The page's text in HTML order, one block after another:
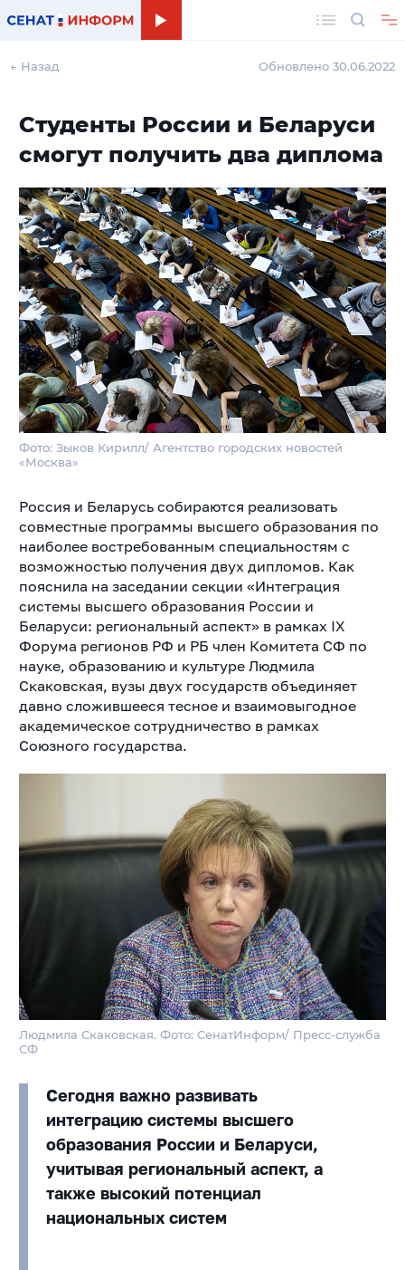
← Назад Обновлено 30.06.2022
Студенты России и Беларуси
смогут получить два диплома
Фото: Зыков Кирилл/ Агентство городских новостей
«Москва»
Россия и Беларусь собираются реализовать
совместные программы высшего образования по
наиболее востребованным специальностям с
возможностью получения двух дипломов. Как
пояснила на заседании секции «Интеграция
системы высшего образования России и
Беларуси: региональный аспект» в рамках IX
Форума регионов РФ и РБ член Комитета СФ по
науке, образованию и культуре Людмила
Скаковская, вузы двух государств объединяет
давно сложившееся тесное и взаимовыгодное
академическое сотрудничество в рамках
Союзного государства.
Людмила Скаковская. Фото: СенатИнформ/ Пресс-служба
СФ
Сегодня важно развивать
интеграцию системы высшего
образования России и Беларуси,
учитывая региональный аспект, а
также высокий потенциал
национальных систем